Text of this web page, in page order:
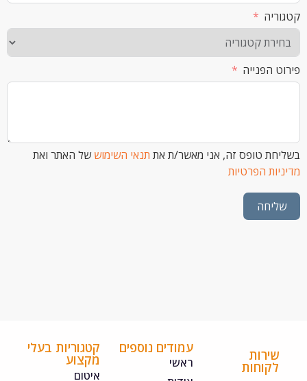
טופס זה, אני מאשר/ת אתתנאי השימוש של האתר ואת
הפרטיות
עמודים נוספים קטגוריות בעלי